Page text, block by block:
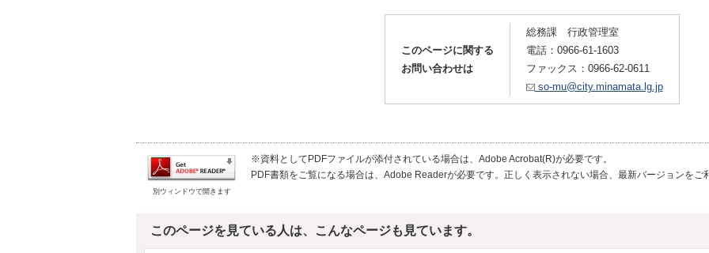
このページに関する
お問い合わせは
総務課 行政管理室
電話：0966-61-1603
ファックス：0966-62-0611
so-mu@city.minamata.lg.jp
別ウィンドウで開きます
※資料としてPDFファイルが添付されている場合は、Adobe Acrobat(R)が必要です。
PDF書類をご覧になる場合は、Adobe Readerが必要です。正しく表示されない場合、最新バージョンをご
このページを見ている人は、こんなページも見ています。